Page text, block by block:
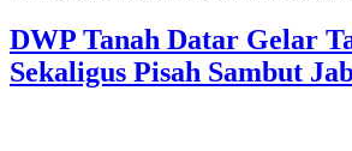
DWP Tanah Datar Gelar
Sekaligus Pisah Sambut